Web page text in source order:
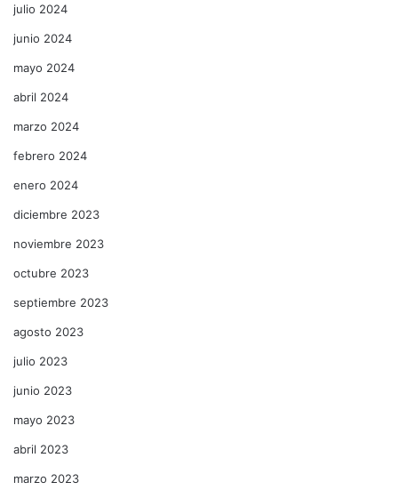
julio 2024
junio 2024
mayo 2024
abril 2024
marzo 2024
febrero 2024
enero 2024
diciembre 2023
noviembre 2023
octubre 2023
septiembre 2023
agosto 2023
julio 2023
junio 2023
mayo 2023
abril 2023
marzo 2023